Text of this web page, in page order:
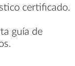
certificado.
guía de